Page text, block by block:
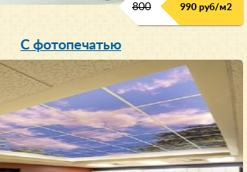
800 990 руб/м2
С фотопечатью